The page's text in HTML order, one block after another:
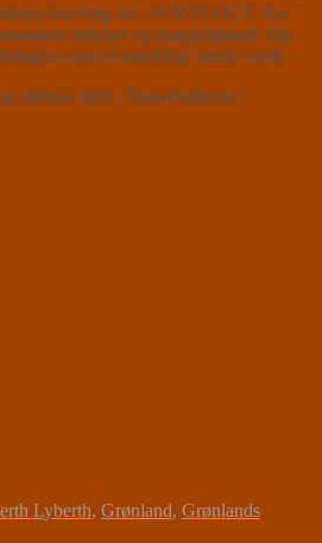
har brug for i WHITEOUT. For
følelser og magtesløshed. Og
som et uendeligt smukt værk.
opføres først i Dansehallerne i
Lyberth, Grønland, Grønlands